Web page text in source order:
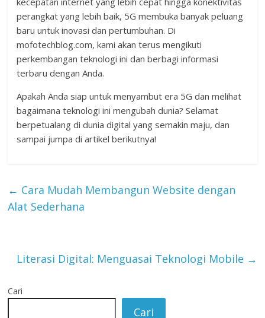
perangkat yang lebih baik, 5G membuka banyak peluang
baru untuk inovasi dan pertumbuhan. Di
mofotechblog.com, kami akan terus mengikuti
perkembangan teknologi ini dan berbagi informasi
terbaru dengan Anda.
Apakah Anda siap untuk menyambut era 5G dan melihat
bagaimana teknologi ini mengubah dunia? Selamat
berpetualang di dunia digital yang semakin maju, dan
sampai jumpa di artikel berikutnya!
← Cara Mudah Membangun Website dengan
Alat Sederhana
Literasi Digital: Menguasai Teknologi Mobile →
Cari
Cari